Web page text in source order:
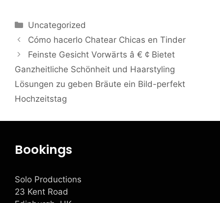
Uncategorized
Cómo hacerlo Chatear Chicas en Tinder
Feinste Gesicht Vorwärts â € ¢ Bietet
Ganzheitliche Schönheit und Haarstyling
Lösungen zu geben Bräute ein Bild-perfekt
Hochzeitstag
Bookings
Solo Productions
23 Kent Road